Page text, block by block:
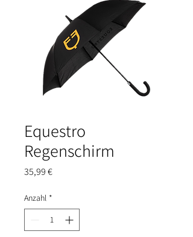
Equestro
Regenschirm
35,99 €Preis
Anzahl *